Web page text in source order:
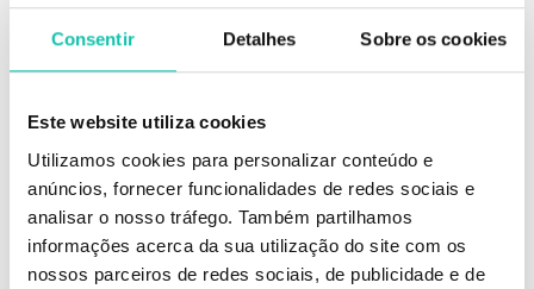
Consentir Detalhes Sobre os cookies
Este website utiliza cookies
Utilizamos cookies para personalizar conteúdo e
anúncios, fornecer funcionalidades de redes sociais e
analisar o nosso tráfego. Também partilhamos
informações acerca da sua utilização do site com os
nossos parceiros de redes sociais, de publicidade e de
DESCRIÇÃO
Escova com cerdas reforçadas indicada especialmente para cuidado da
barba e cabelo.
Comprar Escova barba BEARD CLUB BEARD CLUB MELHOR PREÇO |